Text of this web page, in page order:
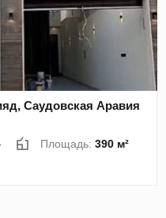
Саудовская Аравия
Площадь:390 м²